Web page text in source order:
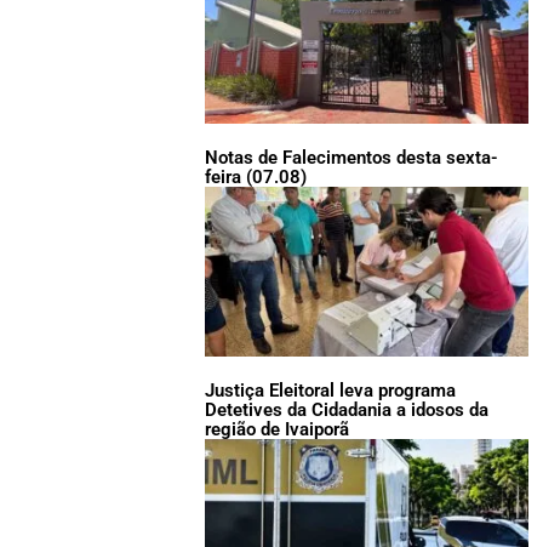
Notas de Falecimentos desta sexta-
feira (07.08)
Justiça Eleitoral leva programa
Detetives da Cidadania a idosos da
região de Ivaiporã